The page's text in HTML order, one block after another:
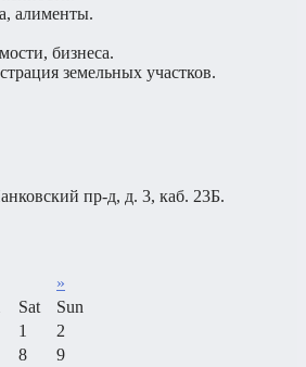
алименты.
бизнеса.
земельных участков.
пр-д, д. 3, каб. 23Б.
»
Sat
Sun
1
2
8
9